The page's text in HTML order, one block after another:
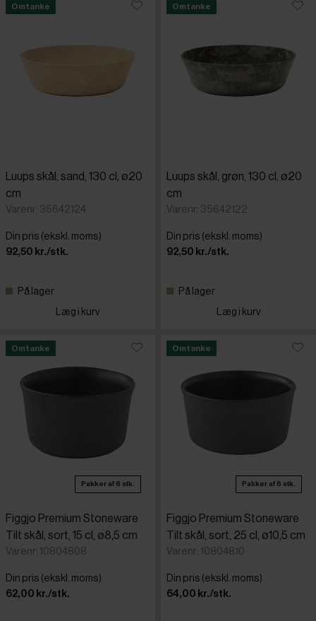
Omtanke
Luups skål, sand, 130 cl, ø20
cm
Varenr: 35642124
Din pris (ekskl. moms)
92,50 kr./stk.
På lager
Læg i kurv
Omtanke
Luups skål, grøn, 130 cl, ø20
cm
Varenr: 35642122
Din pris (ekskl. moms)
92,50 kr./stk.
På lager
Læg i kurv
Omtanke
Pakker af 6 stk.
Figgjo Premium Stoneware
Tilt skål, sort, 15 cl, ø8,5 cm
Varenr: 10804808
Din pris (ekskl. moms)
62,00 kr./stk.
Omtanke
Pakker af 6 stk.
Figgjo Premium Stoneware
Tilt skål, sort, 25 cl, ø10,5 cm
Varenr: 10804810
Din pris (ekskl. moms)
64,00 kr./stk.